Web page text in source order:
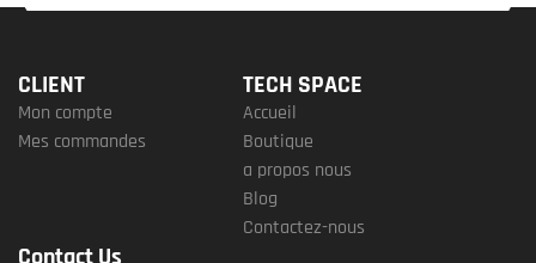
CLIENT
Mon compte
Mes commandes
TECH SPACE
Accueil
Boutique
a propos nous
Blog
Contactez-nous